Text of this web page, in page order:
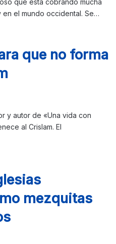
que está cobrando mucha
en el mundo occidental. Se…
que no forma
y autor de «Una vida con
al Crislam. El
mezquitas